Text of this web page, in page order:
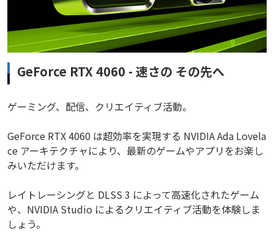
GeForce RTX 4060 - 速さの その先へ
ゲーミング、配信、クリエイティブ活動。
GeForce RTX 4060 は超効率を実現する NVIDIA Ada Lovela
ce アーキテクチャにより、最新のゲームやアプリをお楽し
みいただけます。
レイトレーシングと DLSS 3 によって高速化されたゲーム
や、NVIDIA Studio によるクリエイティブ活動を体験しま
しょう。